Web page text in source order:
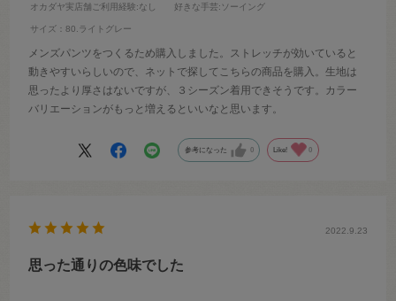
オカダヤ実店舗ご利用経験:なし 好きな手芸:ソーイング
サイズ：80.ライトグレー
メンズパンツをつくるため購入しました。ストレッチが効いていると
動きやすいらしいので、ネットで探してこちらの商品を購入。生地は
思ったより厚さはないですが、３シーズン着用できそうです。カラー
バリエーションがもっと増えるといいなと思います。
参考になった 0 Like! 0
2022.9.23
思った通りの色味でした